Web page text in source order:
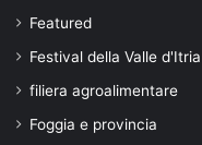
Featured
Festival della Valle
filiera agroalimentare
Foggia e provincia